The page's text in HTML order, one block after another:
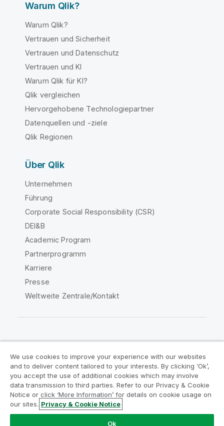
Warum Qlik?
Warum Qlik?
Vertrauen und Sicherheit
Vertrauen und Datenschutz
Vertrauen und KI
Warum Qlik für KI?
Qlik vergleichen
Hervorgehobene Technologiepartner
Datenquellen und -ziele
Qlik Regionen
Über Qlik
Unternehmen
Führung
Corporate Social Responsibility (CSR)
DEI&B
Academic Program
Partnerprogramm
Karriere
Presse
Weltweite Zentrale/Kontakt
Rechtliche Vereinbarungen
Produktbedingungen
Legal Policies
Legal Policies
Benutzungsbedingungen
Marken
Do Not Share My Info
We use cookies to improve your experience with our websites
and to deliver content tailored to your interests. By clicking ‘Ok’,
you accept the use of additional cookies which may involve
data transmission to third parties. Refer to our Privacy & Cookie
Notice or click ‘More Information’ for details on cookie usage on
our sites. Privacy & Cookie Notice
Ok